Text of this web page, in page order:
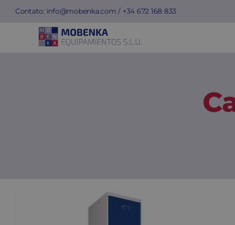
SkipContato: info@mobenka.com / +34 672 168 833